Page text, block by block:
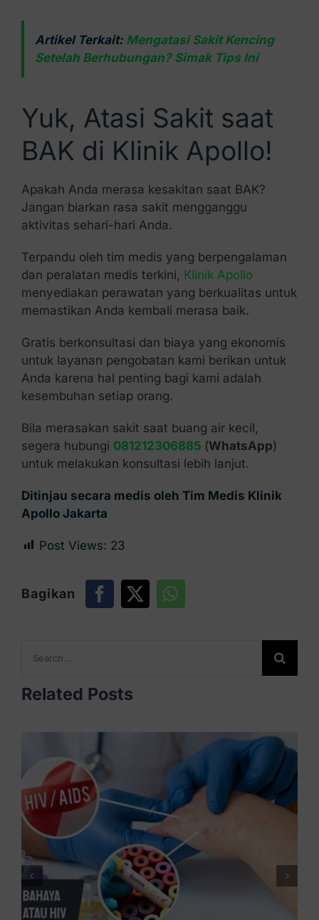
Artikel Terkait: Mengatasi Sakit Kencing
Setelah Berhubungan? Simak Tips Ini
Yuk, Atasi Sakit saat
BAK di Klinik Apollo!
Apakah Anda merasa kesakitan saat BAK?
Jangan biarkan rasa sakit mengganggu
aktivitas sehari-hari Anda.
Terpandu oleh tim medis yang berpengalaman
dan peralatan medis terkini, Klinik Apollo
menyediakan perawatan yang berkualitas untuk
memastikan Anda kembali merasa baik.
Gratis berkonsultasi dan biaya yang ekonomis
untuk layanan pengobatan kami berikan untuk
Anda karena hal penting bagi kami adalah
kesembuhan setiap orang.
Bila merasakan sakit saat buang air kecil,
segera hubungi 081212306885 (WhatsApp)
untuk melakukan konsultasi lebih lanjut.
Ditinjau secara medis oleh Tim Medis Klinik
Apollo Jakarta
Post Views: 23
Bagikan
for:
Related Posts